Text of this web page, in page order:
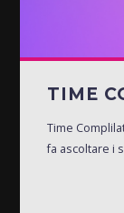
TIME
Time
fa ascoltare i